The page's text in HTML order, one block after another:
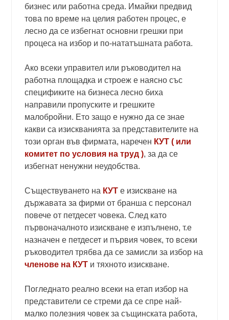
бизнес или работна среда. Имайки предвид
това по време на целия работен процес, е
лесно да се избегнат основни грешки при
процеса на избор и по-нататъшната работа.
Ако всеки управител или ръководител на
работна площадка и строеж е наясно със
спецификите на бизнеса лесно биха
направили пропуските и грешките
малобройни. Ето защо е нужно да се знае
какви са изискванията за представителите на
този орган във фирмата, наречен КУТ ( или
комитет по условия на труд ), за да се
избегнат ненужни неудобства.
Съществуването на КУТ е изискване на
държавата за фирми от бранша с персонал
повече от петдесет човека. След като
първоначалното изискване е изпълнено, т.е
назначен е петдесет и първия човек, то всеки
ръководител трябва да се замисли за избор на
членове на КУТ и тяхното изискване.
Погледнато реално всеки на етап избор на
представители се стреми да се спре най-
малко полезния човек за същинската работа,